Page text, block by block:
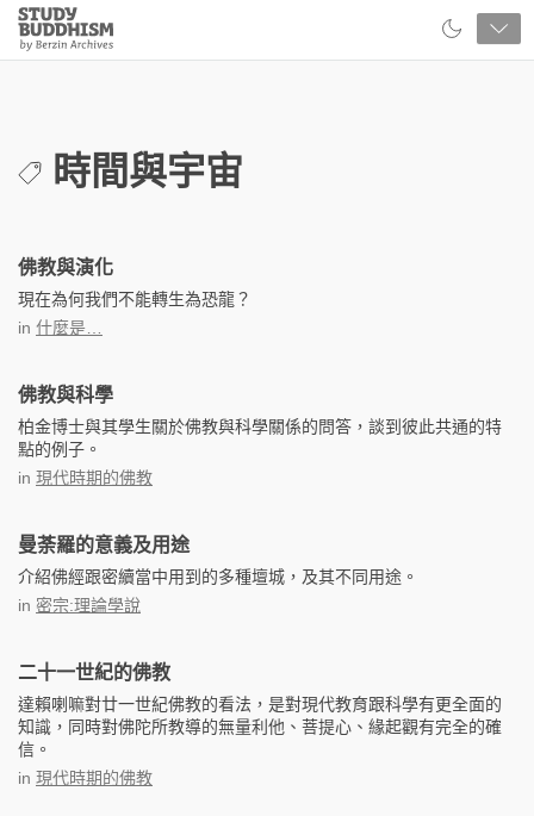
Close
Study
Buddhism
時間與宇宙
佛教與演化
現在為何我們不能轉生為恐龍？
in 什麼是…
佛教與科學
柏金博士與其學生關於佛教與科學關係的問答，談到彼此共通的特
點的例子。
in 現代時期的佛教
曼荼羅的意義及用途
介紹佛經跟密續當中用到的多種壇城，及其不同用途。
in 密宗:理論學說
二十一世紀的佛教
達賴喇嘛對廿一世紀佛教的看法，是對現代教育跟科學有更全面的
知識，同時對佛陀所教導的無量利他、菩提心、緣起觀有完全的確
信。
in 現代時期的佛教